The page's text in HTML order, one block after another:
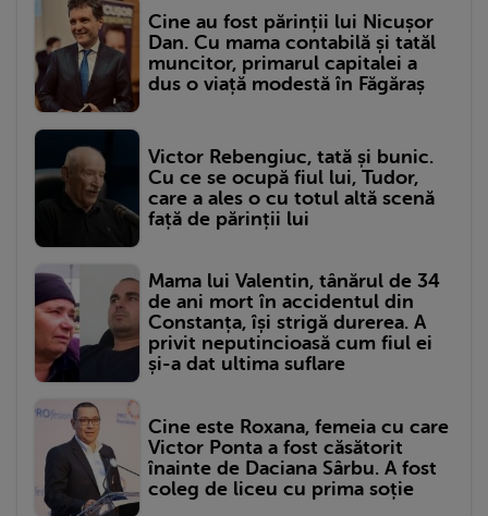
Cine au fost părinții lui Nicușor
Dan. Cu mama contabilă și tatăl
muncitor, primarul capitalei a
dus o viață modestă în Făgăraș
Victor Rebengiuc, tată și bunic.
Cu ce se ocupă fiul lui, Tudor,
care a ales o cu totul altă scenă
față de părinții lui
Mama lui Valentin, tânărul de 34
de ani mort în accidentul din
Constanța, își strigă durerea. A
privit neputincioasă cum fiul ei
și-a dat ultima suflare
Cine este Roxana, femeia cu care
Victor Ponta a fost căsătorit
înainte de Daciana Sârbu. A fost
coleg de liceu cu prima soție